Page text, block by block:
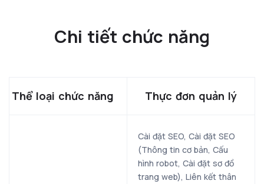
Chi tiết chức năng
Thể loại chức năng Thực đơn quản lý
Cài đặt SEO, Cài đặt SEO
(Thông tin cơ bản, Cấu
hình robot, Cài đặt sơ đồ
trang web), Liên kết thân